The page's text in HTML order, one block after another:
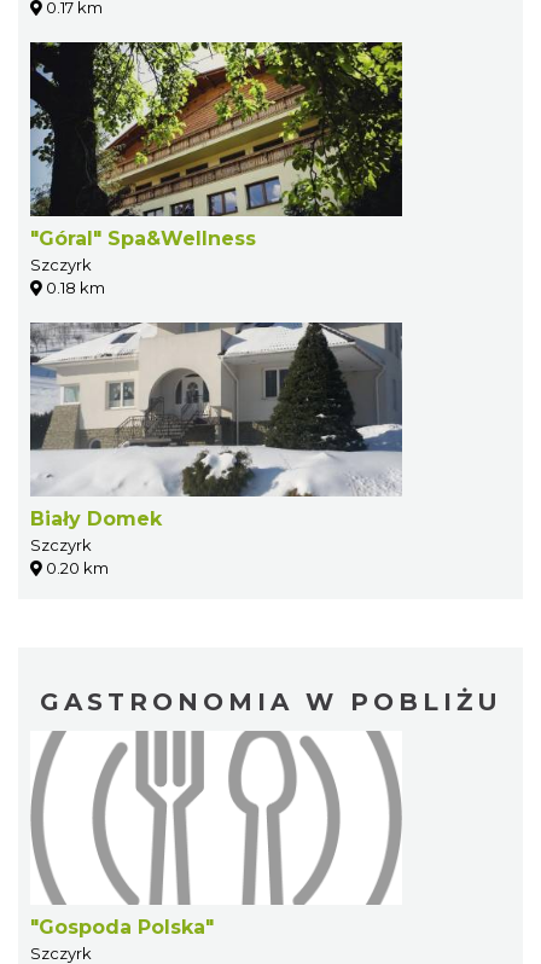
0.17 km
"Góral" Spa&Wellness
Szczyrk
0.18 km
Biały Domek
Szczyrk
0.20 km
GASTRONOMIA W POBLIŻU
"Gospoda Polska"
Szczyrk